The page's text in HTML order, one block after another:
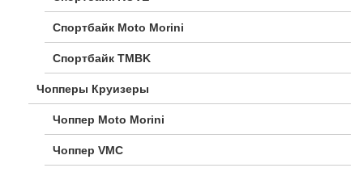
Спортбайк Moto Morini
Спортбайк TMBK
Чопперы Круизеры
Чоппер Moto Morini
Чоппер VMC